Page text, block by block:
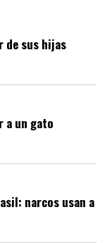
de sus hijas
a un gato
narcos usan a